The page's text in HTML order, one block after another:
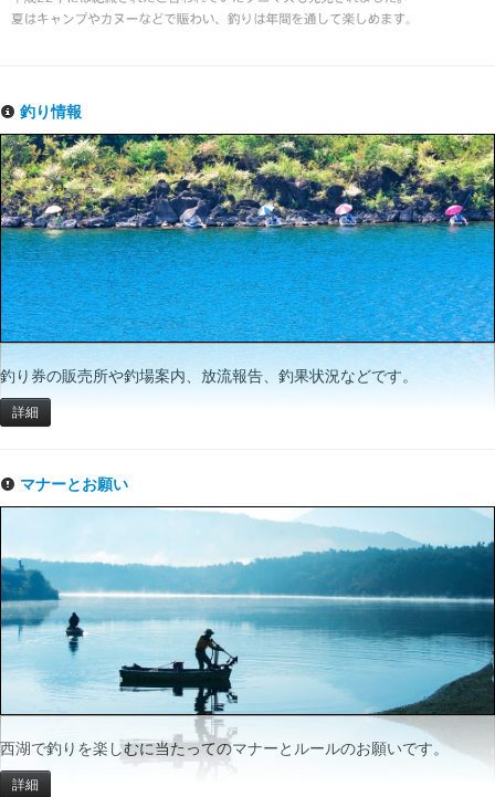
釣り情報
釣り券の販売所や釣場案内、放流報告、釣果状況などです。
詳細
マナーとお願い
西湖で釣りを楽しむに当たってのマナーとルールのお願いです。
詳細